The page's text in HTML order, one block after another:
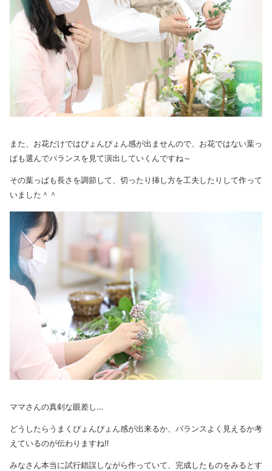
また、お花だけではぴょんぴょん感が出ませんので、お花ではない葉っ
ぱも選んでバランスを見て演出していくんですね～
その葉っぱも長さを調節して、切ったり挿し方を工夫したりして作って
いました＾＾
ママさんの真剣な眼差し…
どうしたらうまくぴょんぴょん感が出来るか、バランスよく見えるか考
えているのが伝わりますね‼
みなさん本当に試行錯誤しながら作っていて、完成したものをみるとす